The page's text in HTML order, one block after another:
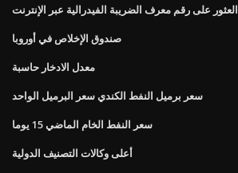
العثور على رقم معرف الضريبة الفيدرالية عبر الإنترنت
صندوق الإخلاص في أوروبا
معدل الادخار حاسبة
سعر برميل النفط الكندي سعر البرميل الواحد
سعر النفط الخام الماضي 15 يوما
أعلى وكالات التصنيف الدولية